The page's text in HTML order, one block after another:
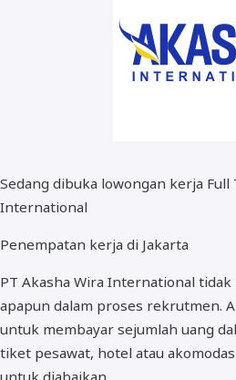
Sedang dibuka lowongan kerja Full
International
Penempatan kerja di Jakarta
PT Akasha Wira International
apapun dalam proses rekrutmen.
untuk membayar sejumlah uang
tiket pesawat, hotel atau